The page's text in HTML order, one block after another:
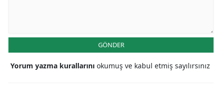
GÖNDER
Yorum yazma kurallarını okumuş ve kabul etmiş sayılırsınız